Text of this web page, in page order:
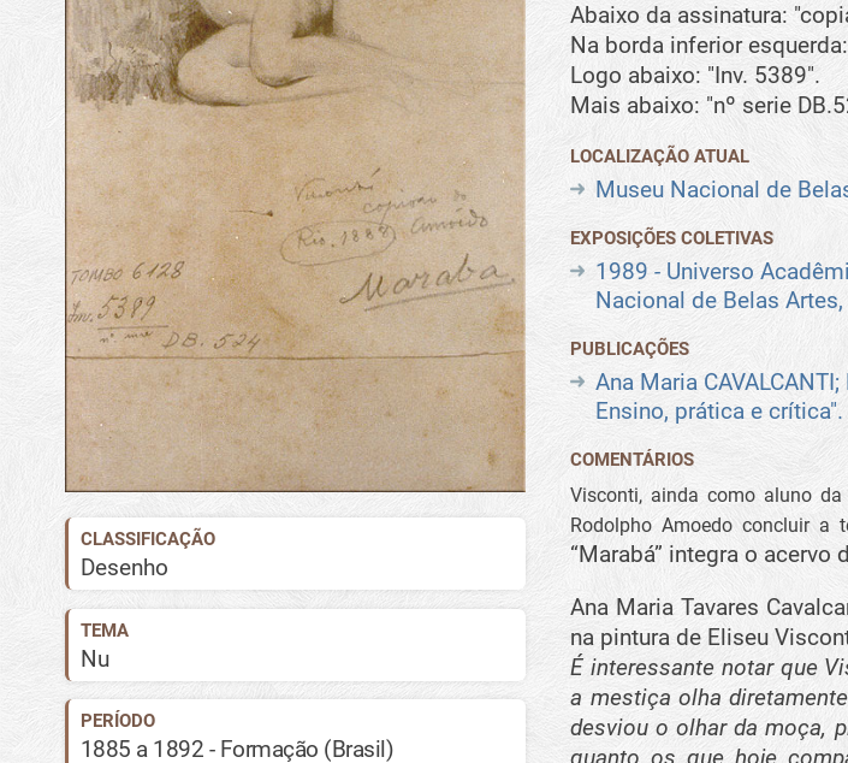
CLASSIFICAÇÃO
Desenho
TEMA
Nu
PERÍODO
1885 a 1892 - Formação (Brasil)
Abaixo da assinatura:
Na borda inferior
Logo abaixo: "Inv. 5389".
Mais abaixo: "nº serie
LOCALIZAÇÃO ATUAL
Museu Nacional de
EXPOSIÇÕES COLETIVAS
1989 - Universo
Nacional de Belas
PUBLICAÇÕES
Ana Maria
Ensino, prática e
COMENTÁRIOS
Visconti, ainda como aluno
Rodolpho Amoedo concluir a
“Marabá” integra o
Ana Maria Tavares
na pintura de Eliseu
É interessante notar que
a mestiça olha
desviou o olhar da moça,
quanto os que hoje